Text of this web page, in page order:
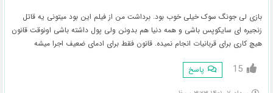
بازی لی جونگ سوک خیلی خوب بود. برداشت من از فیلم این بود میتونی یه قاتل
زنجیره ای سایکوپس باشی و همه دنیا هم بدونن ولی پول داشته باشی اونوقت قانون
هیچ کاری برای قربانیات انجام نمیده. قانون فقط برای ادمای ضعیف اجرا میشه
15 پاسخ